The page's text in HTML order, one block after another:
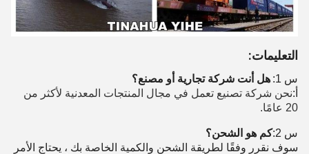
التعليمات:
س 1:
هل أنت شركة تجارية أو مصنع؟
أ:نحن شركة تصنيع تعمل في مجال المنتجات المعدنية لأكثر من
20 عامًا.
س 2:
كم هو الشحن؟
سوف نقرر وفقًا لطريقة الشحن والكمية الخاصة بك ، يحتاج الأمر